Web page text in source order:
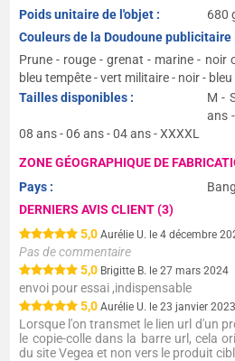
Poids unitaire de l'objet :
680
Couleurs de la Doudoune publicitaire
Prune - rouge - grenat - marine - noir
bleu tempête - vert militaire - noir -
Tailles disponibles :
M -
ans
08 ans - 06 ans - 04 ans - XXXXL
ZONE GÉOGRAPHIQUE DE
Pays :
DERNIERS AVIS CLIENT (3)
5,0Aurélie U. le 4 décembre
Pas de commentaire
5,0 Brigitte B. le 27 mars 2024
envoi pour essai ,indispensable
5,0Aurélie U. le 23 janvier 2023
Lorsque l'on transmet le lien url d'un
le copie-colle dans la barre url, cela
du site Vegea et non vers le produit